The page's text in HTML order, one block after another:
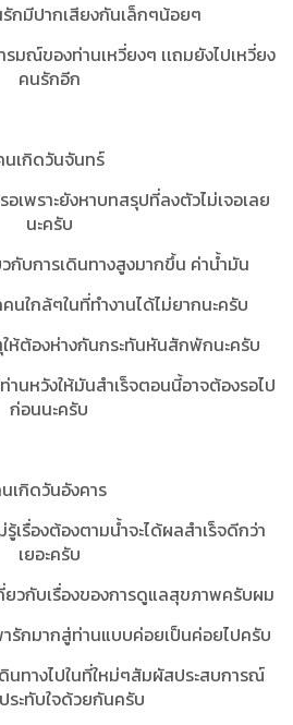
กมีปากเสียงกันเล็กๆน้อยๆ
รมณ์ของท่านเหวี่ยงๆ เเถมยังไปเหวี่ยง
คนรักอีก
นเกิดวันจันทร์
อเพราะยังหาบทสรุปที่ลงตัวไม่เจอเลย
นะครับ
วกับการเดินทางสูงมากขึ้น ค่าน้ำมัน
นใกล้ๆในที่ทำงานได้ไม่ยากนะครับ
ห้ต้องห่างกันกระทันหันสักพักนะครับ
ท่านหวังให้มันสำเร็จตอนนี้อาจต้องรอไป
ก่อนนะครับ
เกิดวันอังคาร
รู้เรื่องต้องตามน้ำจะได้ผลสำเร็จดีกว่า
เยอะครับ
ยวกับเรื่องของการดูแลสุขภาพครับผม
รักมากสู่ท่านแบบค่อยเป็นค่อยไปครับ
นทางไปในที่ใหม่ๆสัมผัสประสบการณ์
ระทับใจด้วยกันครับ